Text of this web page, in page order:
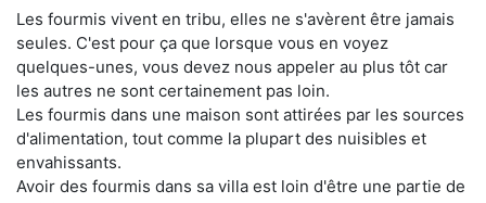
Les fourmis vivent en tribu, elles ne s'avèrent être jamais
seules. C'est pour ça que lorsque vous en voyez
quelques-unes, vous devez nous appeler au plus tôt car
les autres ne sont certainement pas loin.
Les fourmis dans une maison sont attirées par les sources
d'alimentation, tout comme la plupart des nuisibles et
envahissants.
Avoir des fourmis dans sa villa est loin d'être une partie de